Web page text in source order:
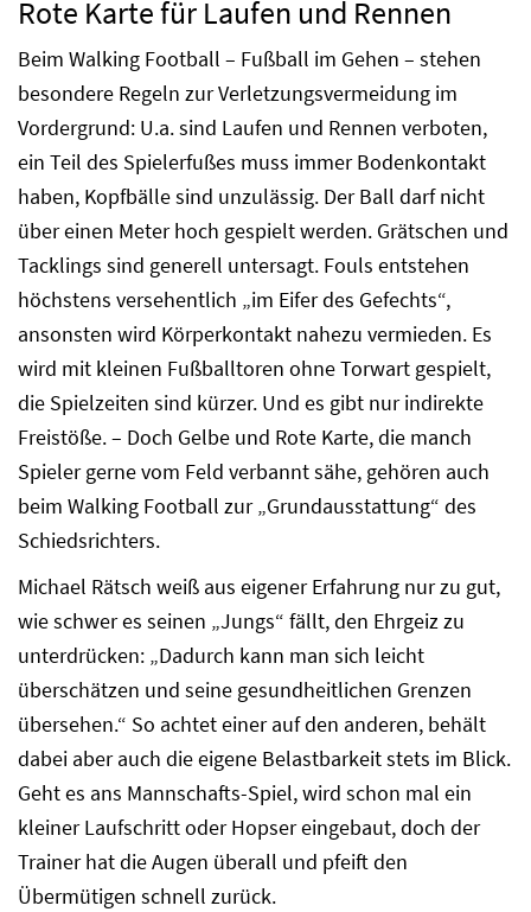
Rote Karte für Laufen und Rennen
Beim Walking Football – Fußball im Gehen – stehen
besondere Regeln zur Verletzungsvermeidung im
Vordergrund: U.a. sind Laufen und Rennen verboten,
ein Teil des Spielerfußes muss immer Bodenkontakt
haben, Kopfbälle sind unzulässig. Der Ball darf nicht
über einen Meter hoch gespielt werden. Grätschen und
Tacklings sind generell untersagt. Fouls entstehen
höchstens versehentlich „im Eifer des Gefechts“,
ansonsten wird Körperkontakt nahezu vermieden. Es
wird mit kleinen Fußballtoren ohne Torwart gespielt,
die Spielzeiten sind kürzer. Und es gibt nur indirekte
Freistöße. – Doch Gelbe und Rote Karte, die manch
Spieler gerne vom Feld verbannt sähe, gehören auch
beim Walking Football zur „Grundausstattung“ des
Schiedsrichters.
Michael Rätsch weiß aus eigener Erfahrung nur zu gut,
wie schwer es seinen „Jungs“ fällt, den Ehrgeiz zu
unterdrücken: „Dadurch kann man sich leicht
überschätzen und seine gesundheitlichen Grenzen
übersehen.“ So achtet einer auf den anderen, behält
dabei aber auch die eigene Belastbarkeit stets im Blick.
Geht es ans Mannschafts-Spiel, wird schon mal ein
kleiner Laufschritt oder Hopser eingebaut, doch der
Trainer hat die Augen überall und pfeift den
Übermütigen schnell zurück.